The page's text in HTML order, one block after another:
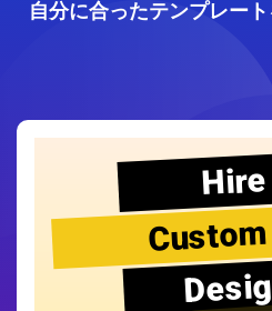
自分に合ったテンプレート
Hire